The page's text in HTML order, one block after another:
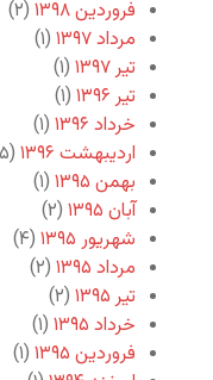
فروردین ۱۳۹۸
(۲)
مرداد ۱۳۹۷
(۱)
تیر ۱۳۹۷
(۱)
تیر ۱۳۹۶
(۱)
خرداد ۱۳۹۶
(۱)
اردیبهشت ۱۳۹۶
(۵)
بهمن ۱۳۹۵
(۱)
آبان ۱۳۹۵
(۲)
شهریور ۱۳۹۵
(۴)
مرداد ۱۳۹۵
(۲)
تیر ۱۳۹۵
(۲)
خرداد ۱۳۹۵
(۱)
فروردین ۱۳۹۵
(۱)